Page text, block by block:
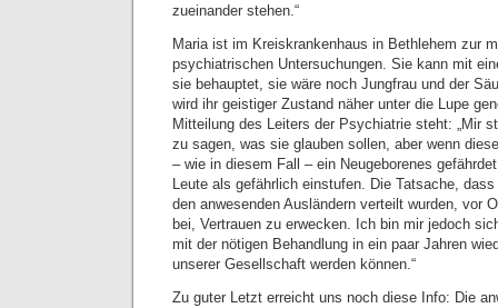
zueinander stehen.“
Maria ist im Kreiskrankenhaus in Bethlehem zur
psychiatrischen Untersuchungen. Sie kann mit
sie behauptet, sie wäre noch Jungfrau und der
wird ihr geistiger Zustand näher unter die Lupe
Mitteilung des Leiters der Psychiatrie steht: „Mir
zu sagen, was sie glauben sollen, aber wenn
– wie in diesem Fall – ein Neugeborenes
Leute als gefährlich einstufen. Die Tatsache,
den anwesenden Ausländern verteilt wurden, vor
bei, Vertrauen zu erwecken. Ich bin mir jedoch
mit der nötigen Behandlung in ein paar Jahren
unserer Gesellschaft werden können.“
Zu guter Letzt erreicht uns noch diese Info: Die